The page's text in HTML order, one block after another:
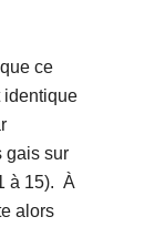
ce
identique
gais sur
à 15). À
alors